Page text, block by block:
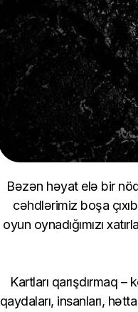
Bəzən həyat elə bir
cəhdlərimiz boşa
oyun oynadığımızı
Kartları qarışdırmaq
qaydaları, insanları,